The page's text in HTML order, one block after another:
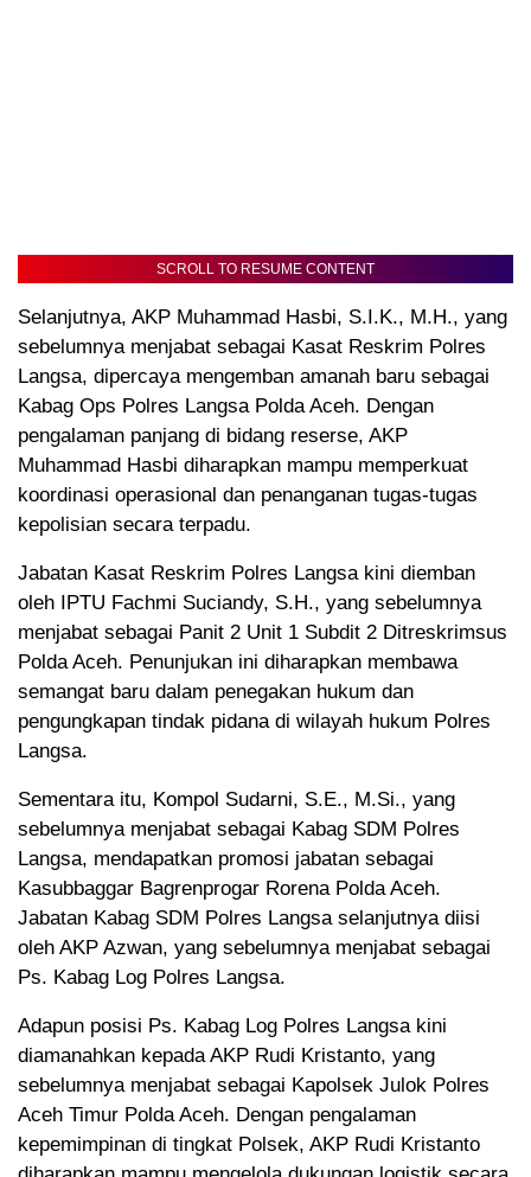
SCROLL TO RESUME CONTENT
Selanjutnya, AKP Muhammad Hasbi, S.I.K., M.H., yang
sebelumnya menjabat sebagai Kasat Reskrim Polres
Langsa, dipercaya mengemban amanah baru sebagai
Kabag Ops Polres Langsa Polda Aceh. Dengan
pengalaman panjang di bidang reserse, AKP
Muhammad Hasbi diharapkan mampu memperkuat
koordinasi operasional dan penanganan tugas-tugas
kepolisian secara terpadu.
Jabatan Kasat Reskrim Polres Langsa kini diemban
oleh IPTU Fachmi Suciandy, S.H., yang sebelumnya
menjabat sebagai Panit 2 Unit 1 Subdit 2 Ditreskrimsus
Polda Aceh. Penunjukan ini diharapkan membawa
semangat baru dalam penegakan hukum dan
pengungkapan tindak pidana di wilayah hukum Polres
Langsa.
Sementara itu, Kompol Sudarni, S.E., M.Si., yang
sebelumnya menjabat sebagai Kabag SDM Polres
Langsa, mendapatkan promosi jabatan sebagai
Kasubbaggar Bagrenprogar Rorena Polda Aceh.
Jabatan Kabag SDM Polres Langsa selanjutnya diisi
oleh AKP Azwan, yang sebelumnya menjabat sebagai
Ps. Kabag Log Polres Langsa.
Adapun posisi Ps. Kabag Log Polres Langsa kini
diamanahkan kepada AKP Rudi Kristanto, yang
sebelumnya menjabat sebagai Kapolsek Julok Polres
Aceh Timur Polda Aceh. Dengan pengalaman
kepemimpinan di tingkat Polsek, AKP Rudi Kristanto